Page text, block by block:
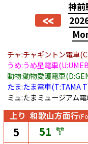
<<
神前
チャ:チャギントン電車
うめ:うめ星電車
動物:動物愛護電車
たま:たま電車(T:TAMA
ミュ:たまミュージアム
上り 和歌山方面行
5 51 動物
D